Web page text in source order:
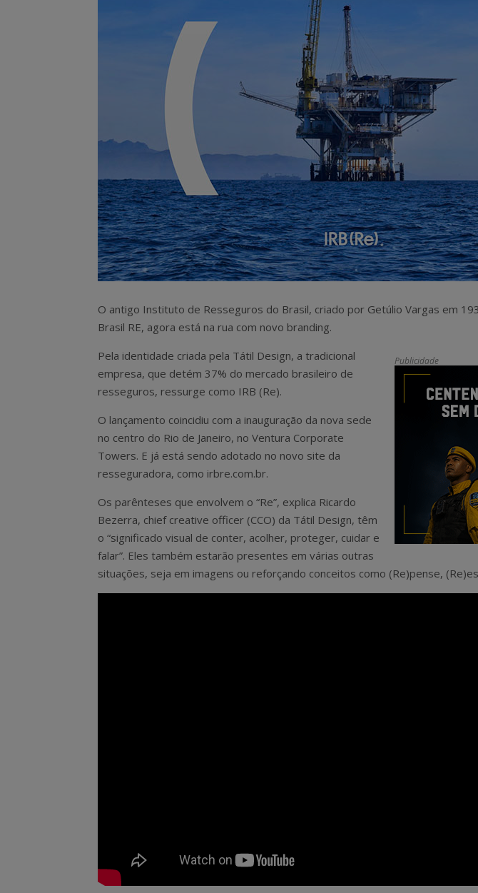
O antigo Instituto de Resseguros do Brasil, criado por Getúlio Vargas em
Brasil RE, agora está na rua com novo branding.
Publicidade
Pela identidade criada pela Tátil Design, a tradicional
empresa, que detém 37% do mercado brasileiro de
resseguros, ressurge como IRB (Re).
O lançamento coincidiu com a inauguração da nova sede
no centro do Rio de Janeiro, no Ventura Corporate
Towers. E já está sendo adotado no novo site da
resseguradora, como irbre.com.br.
Os parênteses que envolvem o “Re”, explica Ricardo
Bezerra, chief creative officer (CCO) da Tátil Design, têm
o “significado visual de conter, acolher, proteger, cuidar e
falar”. Eles também estarão presentes em várias outras
situações, seja em imagens ou reforçando conceitos como (Re)pense,